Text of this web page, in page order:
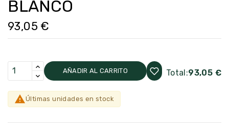
BLANCO
93,05 €
AÑADIR AL CARRITO Total:93,05 €
Últimas unidades en stock